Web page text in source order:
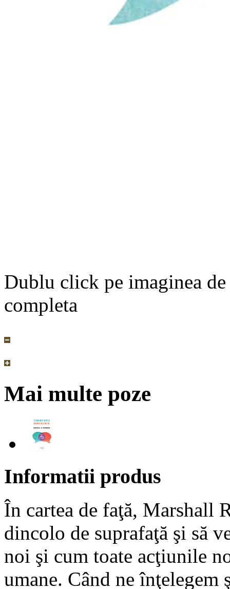
Dublu click pe imaginea
completa
Mai multe poze
Informatii produs
În cartea de faţă, Marshall
dincolo de suprafaţă şi să
noi şi cum toate acţiunile
umane. Când ne înţelegem